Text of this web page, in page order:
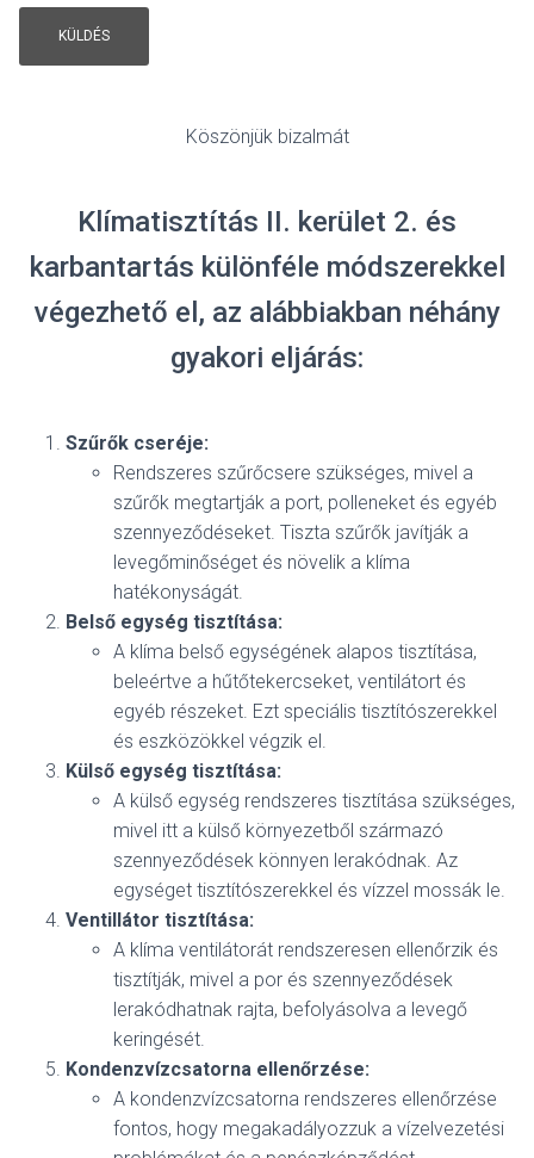
Köszönjük bizalmát
Klímatisztítás II. kerület 2. és
karbantartás különféle módszerekkel
végezhető el, az alábbiakban néhány
gyakori eljárás:
Szűrők cseréje:
Rendszeres szűrőcsere szükséges, mivel a
szűrők megtartják a port, polleneket és egyéb
szennyeződéseket. Tiszta szűrők javítják a
levegőminőséget és növelik a klíma
hatékonyságát.
Belső egység tisztítása:
A klíma belső egységének alapos tisztítása,
beleértve a hűtőtekercseket, ventilátort és
egyéb részeket. Ezt speciális tisztítószerekkel
és eszközökkel végzik el.
Külső egység tisztítása:
A külső egység rendszeres tisztítása szükséges,
mivel itt a külső környezetből származó
szennyeződések könnyen lerakódnak. Az
egységet tisztítószerekkel és vízzel mossák le.
Ventillátor tisztítása:
A klíma ventilátorát rendszeresen ellenőrzik és
tisztítják, mivel a por és szennyeződések
lerakódhatnak rajta, befolyásolva a levegő
keringését.
Kondenzvízcsatorna ellenőrzése:
A kondenzvízcsatorna rendszeres ellenőrzése
fontos, hogy megakadályozzuk a vízelvezetési